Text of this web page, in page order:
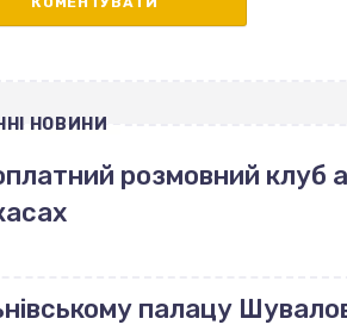
НОВИНИ
розмовний клуб
палацу